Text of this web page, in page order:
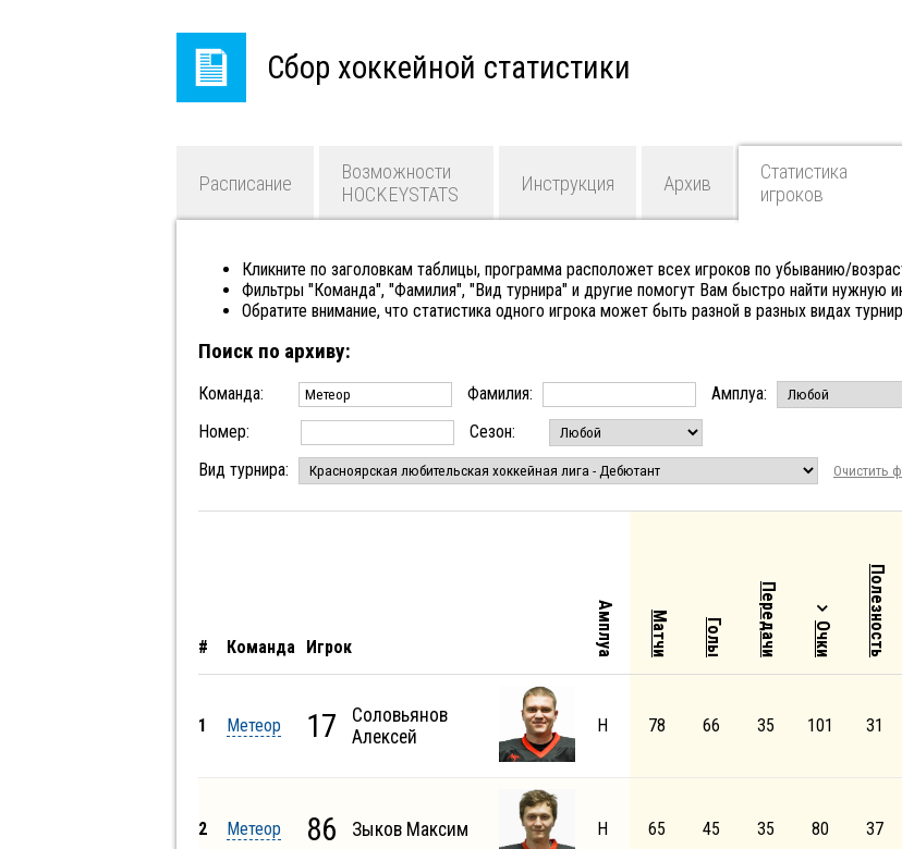
Сбор хоккейной статистики
Расписание
Возможности
HOCKEYSTATS
Инструкция Архив
Статистика
игроков
Кликните по заголовкам таблицы, программа расположет всех игроков по убыванию/
Фильтры "Команда", "Фамилия", "Вид турнира" и другие помогут Вам быстро найти нужную
Обратите внимание, что статистика одного игрока может быть разной в разных видах
Поиск по архиву:
Команда: Фамилия:
Амплуа:
Номер:
Сезон:
Вид турнира:
Очистить
# Команда Игрок Амплуа Матчи Голы Передачи Очки Полезность
1 Метеор 17
Соловьянов
Алексей
Н 78 66 35 101 31
2 Метеор 86 Зыков Максим Н 65 45 35 80 37